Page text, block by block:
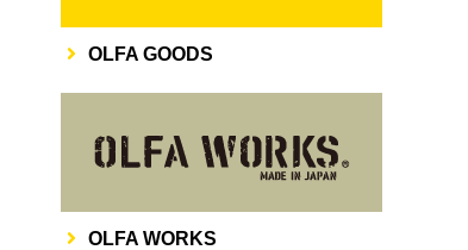
その他
OLFA GOODS
OLFA WORKS